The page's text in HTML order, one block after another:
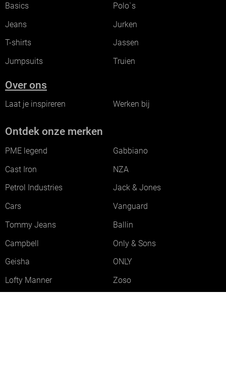
Basics
Polo`s
Jeans
Jurken
T-shirts
Jassen
Jumpsuits
Truien
Over ons
Laat je inspireren Werken bij
Ontdek onze merken
PME legend
Gabbiano
Cast Iron
NZA
Petrol Industries
Jack & Jones
Cars
Vanguard
Tommy Jeans
Ballin
Campbell
Only & Sons
Geisha
ONLY
Lofty Manner
Zoso